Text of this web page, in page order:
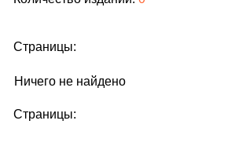
Страницы:
Ничего не найдено
Страницы: